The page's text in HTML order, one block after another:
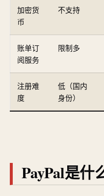
加密货
币
不支持
账单订
阅服务
限制多
注册难
度
低（国内
身份）
PayPal是什